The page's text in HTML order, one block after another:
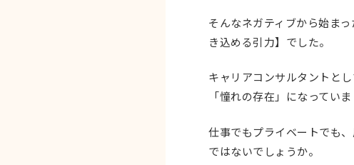
そんなネガティブから始ま
き込める引力】でした。
キャリアコンサルタントと
「憧れの存在」になっていま
仕事でもプライベートでも
ではないでしょうか。